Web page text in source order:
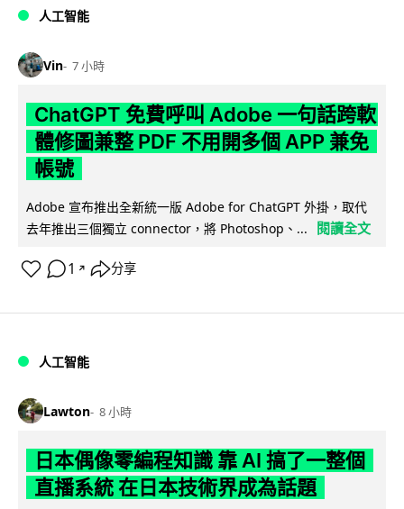
人工智能
Vin 7 小時
ChatGPT 免費呼叫 Adobe 一句話跨軟
體修圖兼整 PDF 不用開多個 APP 兼免
帳號
Adobe 宣布推出全新統一版 Adobe for ChatGPT 外掛，取代
去年推出三個獨立 connector，將 Photoshop、...
閱讀全文
1 ↗ 分享
人工智能
Lawton 8 小時
日本偶像零編程知識 靠 AI 搞了一整個
直播系統 在日本技術界成為話題